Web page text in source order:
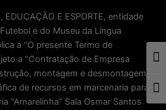
EDUCAÇÃO E ESPORTE, entidade
e do Museu da Língua
a “O presente Termo de
a “Contratação de Empresa
montagem e desmontagem
de recursos em marcenaria para
“Amarelinha” Sala Osmar Santos